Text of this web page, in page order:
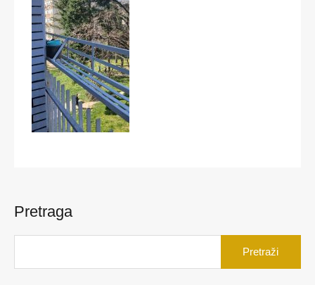
Pretraga